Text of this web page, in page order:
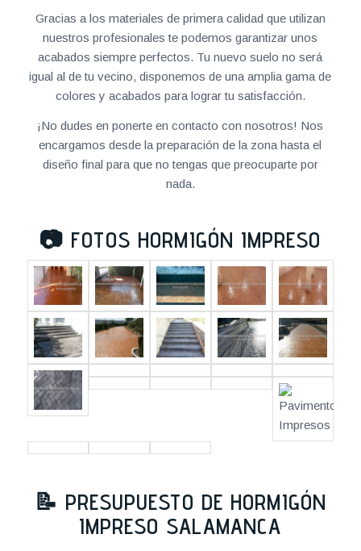
Gracias a los materiales de primera calidad que utilizan
nuestros profesionales te podemos garantizar unos
acabados siempre perfectos. Tu nuevo suelo no será
igual al de tu vecino, disponemos de una amplia gama de
colores y acabados para lograr tu satisfacción.
¡No dudes en ponerte en contacto con nosotros! Nos
encargamos desde la preparación de la zona hasta el
diseño final para que no tengas que preocuparte por
nada.
📷 FOTOS HORMIGÓN IMPRESO
📝 PRESUPUESTO DE HORMIGÓN
IMPRESO SALAMANCA